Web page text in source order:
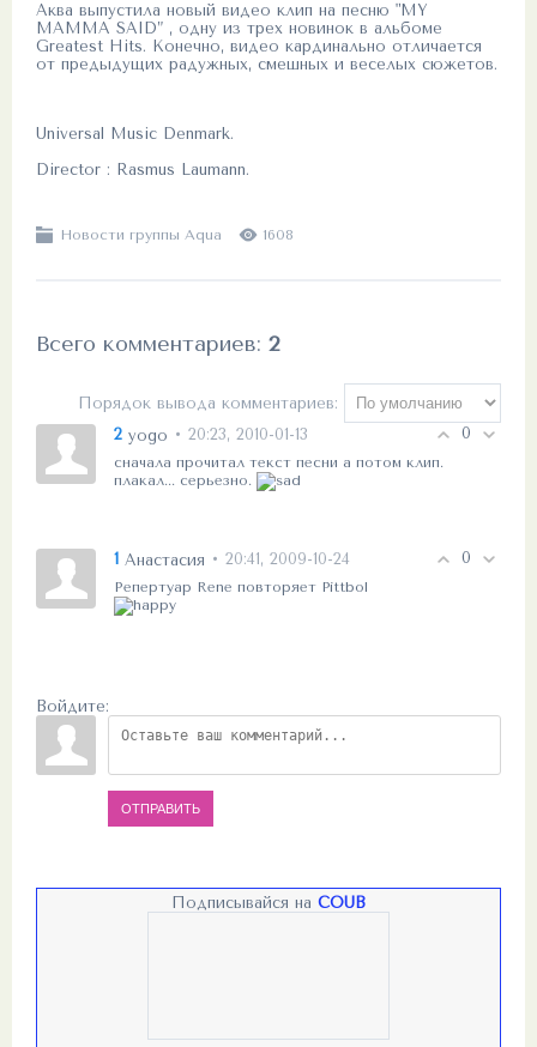
Аква выпустила новый видео клип на песню "MY
MAMMA SAID” , одну из трех новинок в альбоме
Greatest Hits. Конечно, видео кардинально отличается
от предыдущих радужных, смешных и веселых сюжетов.
Universal Music Denmark.
Director : Rasmus Laumann.
Новости группы Aqua 1608
Всего комментариев: 2
Порядок вывода комментариев:
0
2 yogo • 20:23, 2010-01-13
сначала прочитал текст песни а потом клип.
плакал... серьезно.
0
1 Анастасия • 20:41, 2009-10-24
Репертуар Rene повторяет Pittbol
Войдите:
ОТПРАВИТЬ
Подписывайся на COUB